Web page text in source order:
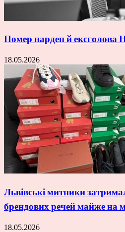
Помер нардеп й ексголова
18.05.2026
Львівські митники
брендових речей майже на
18.05.2026